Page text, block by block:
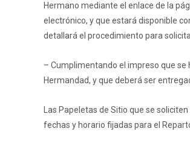
Hermano mediante el enlace de la
electrónico, y que estará disponible
detallará el procedimiento para
– Cumplimentando el impreso que se
Hermandad, y que deberá ser
Las Papeletas de Sitio que se
fechas y horario fijadas para el